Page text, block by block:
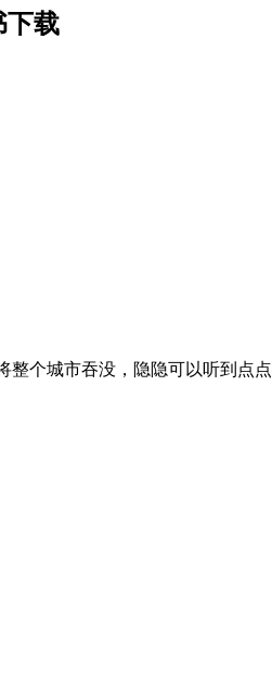
下载
整个城市吞没，隐隐可以听到点